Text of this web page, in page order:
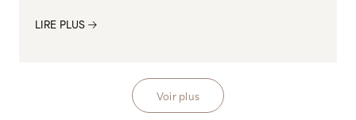
LIRE PLUS
Voir plus